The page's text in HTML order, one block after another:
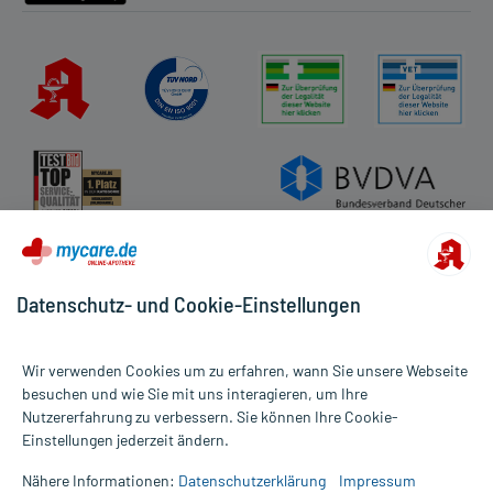
Alle Preise gelten inkl. MwSt., ggf. zzgl. Versandkosten
Informationen auf dieser Website werden ausschließlich für
Datenschutz- und Cookie-Einstellungen
Wir verwenden Cookies um zu erfahren, wann Sie unsere Webseite
besuchen und wie Sie mit uns interagieren, um Ihre
Nutzererfahrung zu verbessern. Sie können Ihre Cookie-
Einstellungen jederzeit ändern.
Nähere Informationen: Datenschutzerklärung Impressum